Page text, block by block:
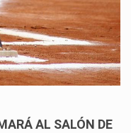
AL SALÓN DE